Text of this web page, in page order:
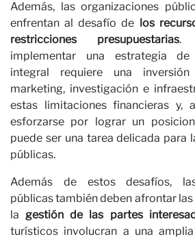
Además, las organizaciones
enfrentan al desafío de
los
restricciones presupuestarias.
implementar una estrategia de
integral requiere una
marketing, investigación e
estas limitaciones financieras y,
esforzarse por lograr un
puede ser una tarea delicada para
públicas.
Además de estos desafíos,
públicas también deben afrontar
lagestión de las partes
turísticos involucran a una